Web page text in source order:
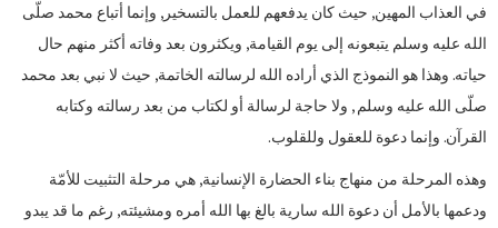
في العذاب المهين, حيث كان يدفعهم للعمل بالتسخير, وإنما أتباع محمد صلّى
الله عليه وسلم يتبعونه إلى يوم القيامة, ويكثرون بعد وفاته أكثر منهم حال
حياته. وهذا هو النموذج الذي أراده الله لرسالته الخاتمة, حيث لا نبي بعد محمد
صلّى الله عليه وسلم , ولا حاجة لرسالة أو لكتاب من بعد رسالته وكتابه
القرآن. وإنما دعوة للعقول وللقلوب.
وهذه المرحلة من منهاج بناء الحضارة الإنسانية, هي مرحلة التثبيت للأمّة
ودعمها بالأمل أن دعوة الله سارية بالغ بها الله أمره ومشيئته, رغم ما قد يبدو